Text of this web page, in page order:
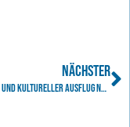
NÄCHSTER
sportlicher und kultureller Ausflug nach Lille (Frankreich)